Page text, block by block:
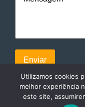
Utilizamos cookies
melhor experiência
este site,